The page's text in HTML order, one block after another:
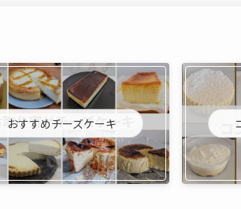
おすすめチーズケーキ